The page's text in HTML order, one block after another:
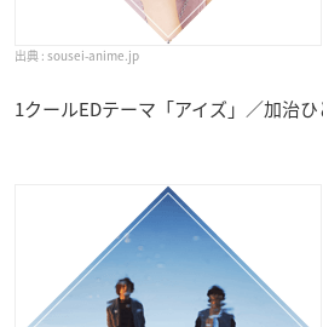
sousei-anime.jp
1クールEDテーマ「アイズ」／加治